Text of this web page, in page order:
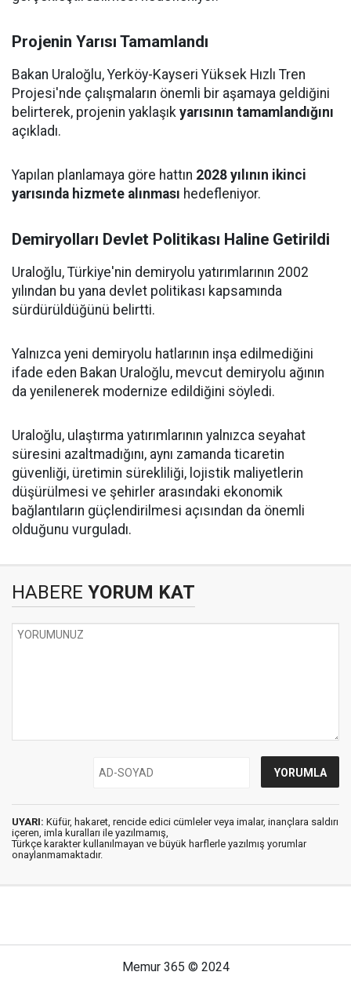
Projenin Yarısı Tamamlandı
Bakan Uraloğlu, Yerköy-Kayseri Yüksek Hızlı Tren
Projesi'nde çalışmaların önemli bir aşamaya geldiğini
belirterek, projenin yaklaşık yarısının tamamlandığını
açıkladı.
Yapılan planlamaya göre hattın 2028 yılının ikinci
yarısında hizmete alınması hedefleniyor.
Demiryolları Devlet Politikası Haline Getirildi
Uraloğlu, Türkiye'nin demiryolu yatırımlarının 2002
yılından bu yana devlet politikası kapsamında
sürdürüldüğünü belirtti.
Yalnızca yeni demiryolu hatlarının inşa edilmediğini
ifade eden Bakan Uraloğlu, mevcut demiryolu ağının
da yenilenerek modernize edildiğini söyledi.
Uraloğlu, ulaştırma yatırımlarının yalnızca seyahat
süresini azaltmadığını, aynı zamanda ticaretin
güvenliği, üretimin sürekliliği, lojistik maliyetlerin
düşürülmesi ve şehirler arasındaki ekonomik
bağlantıların güçlendirilmesi açısından da önemli
olduğunu vurguladı.
HABERE YORUM KAT
UYARI: Küfür, hakaret, rencide edici cümleler veya imalar, inançlara saldırı
içeren, imla kuralları ile yazılmamış,
Türkçe karakter kullanılmayan ve büyük harflerle yazılmış yorumlar
onaylanmamaktadır.
Memur 365 © 2024